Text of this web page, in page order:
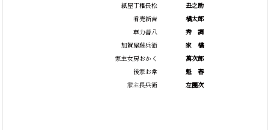
紙屋丁稚長松
肴売新吉
車力善八
加賀屋藤兵衛
家主女房おかく
後家お常
家主長兵衛
丑之助
橘太郎
秀
調
家
橘
萬次郎
魁
春
左團次